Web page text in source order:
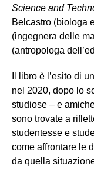
Science and
Belcastro (biologa
(ingegnera delle
(antropologa
Il libro è l’esito di
nel 2020, dopo lo
studiose – e
sono trovate a
studentesse e
come affrontare le
da quella